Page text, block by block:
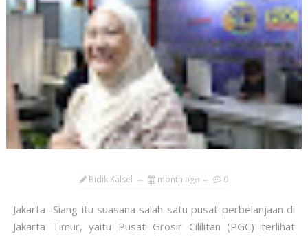
Bidik Kalsel month ago 0
​Jakarta -Siang itu suasana salah satu pusat perbelanjaan di
Jakarta Timur, yaitu Pusat Grosir Cililitan (PGC) terlihat